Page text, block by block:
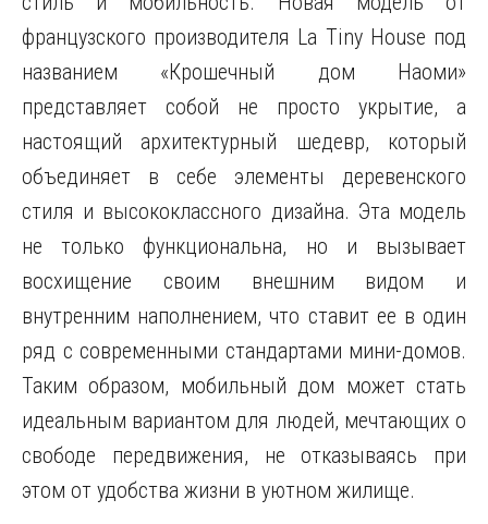
французского производителя La Tiny House под
названием «Крошечный дом Наоми»
представляет собой не просто укрытие, а
настоящий архитектурный шедевр, который
объединяет в себе элементы деревенского
стиля и высококлассного дизайна. Эта модель
не только функциональна, но и вызывает
восхищение своим внешним видом и
внутренним наполнением, что ставит ее в один
ряд с современными стандартами мини-домов.
Таким образом, мобильный дом может стать
идеальным вариантом для людей, мечтающих о
свободе передвижения, не отказываясь при
этом от удобства жизни в уютном жилище.